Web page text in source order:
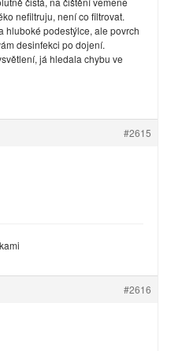
nefiltruju, není co filtrovat.
hluboké podestýlce, ale povrch
desinfekci po dojení.
já hledala chybu ve
#2615
#2616